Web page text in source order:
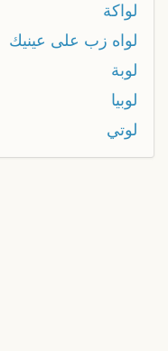
لواكة
لواه زب على عينيك
لوبة
لوبيا
لوتي